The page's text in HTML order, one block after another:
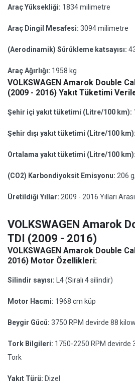
Araç Yüksekliği: 1834 milimetre
Araç Dingil Mesafesi: 3094 milimetre
(Aerodinamik) Sürükleme katsayısı:
Araç Ağırlığı: 1958 kg
VOLKSWAGEN Amarok Double
(2009 - 2016) Yakıt Tüketimi
Şehir içi yakıt tüketimi (Litre/100 km):
Şehir dışı yakıt tüketimi (Litre/100 km):
Ortalama yakıt tüketimi (Litre/100 km):
(CO2) Karbondiyoksit Emisyonu: 206
Üretildiği Yıllar: 2009 - 2016 Yılları Arası
VOLKSWAGEN Amarok
TDI (2009 - 2016)
VOLKSWAGEN Amarok Double
2016) Motor Özellikleri:
Silindir sayısı: L4 (Sıralı 4 silindir)
Motor Hacmi: 1968 cm küp
Beygir Gücü: 3750 RPM devirde 88
Tork Bilgileri: 1750-2250 RPM devirde
Tork
Yakıt Türü: Dizel